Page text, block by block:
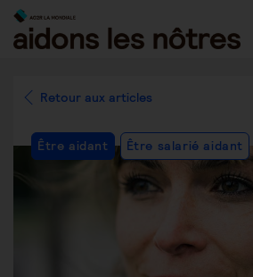
Skip
content
Retour aux articles
Être aidant Être salarié aidant